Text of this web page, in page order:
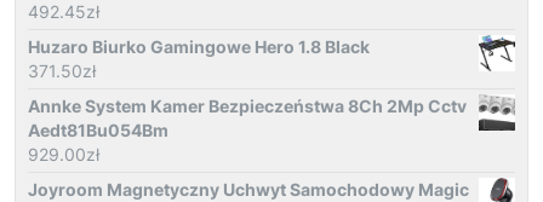
492.45zł
Huzaro Biurko Gamingowe Hero 1.8 Black
371.50zł
Annke System Kamer Bezpieczeństwa 8Ch 2Mp Cctv
Aedt81Bu054Bm
929.00zł
Joyroom Magnetyczny Uchwyt Samochodowy Magic